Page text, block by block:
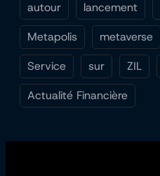
autour lancement
Metapolis
metaverse
Service
sur ZIL
Actualité Financière